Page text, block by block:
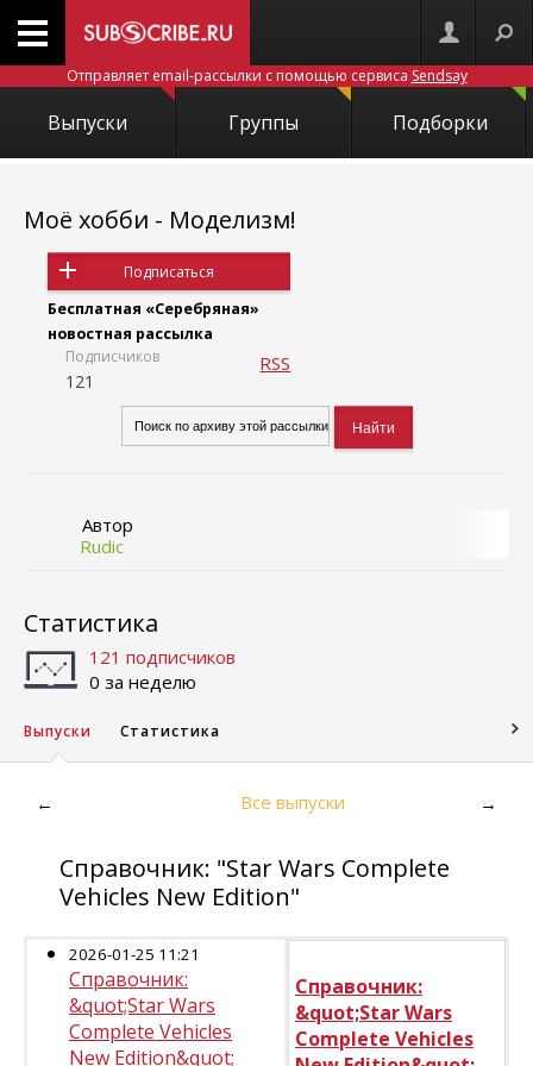
Отправляет email-рассылки с помощью сервиса Sendsay
Выпуски Группы Подборки
Моё хобби - Моделизм!
Подписаться
Бесплатная «Серебряная»
новостная рассылка
Подписчиков
121
RSS
Автор
Rudic
Статистика
121 подписчиков
0 за неделю
Выпуски Статистика
← Все выпуски →
Справочник: "Star Wars Complete
Vehicles New Edition"
2026-01-25 11:21
Справочник:
&quot;Star Wars
Complete Vehicles
New Edition&quot;
Справочник:
&quot;Star Wars
Complete Vehicles